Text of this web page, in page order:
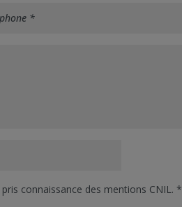
pris connaissance des mentions CNIL. *